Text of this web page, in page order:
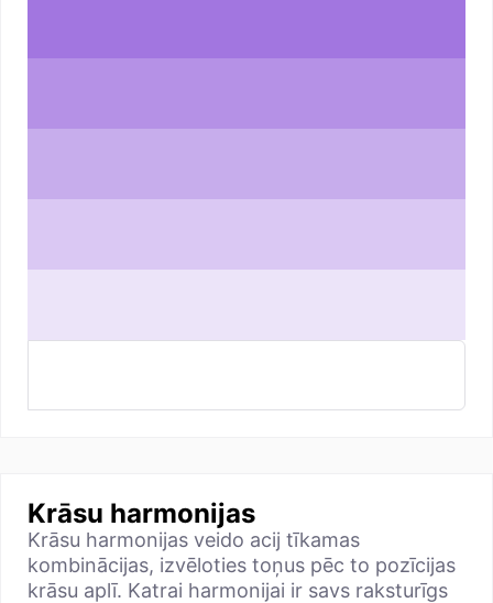
Krāsu harmonijas
Krāsu harmonijas veido acij tīkamas
kombinācijas, izvēloties toņus pēc to pozīcijas
krāsu aplī. Katrai harmonijai ir savs raksturīgs